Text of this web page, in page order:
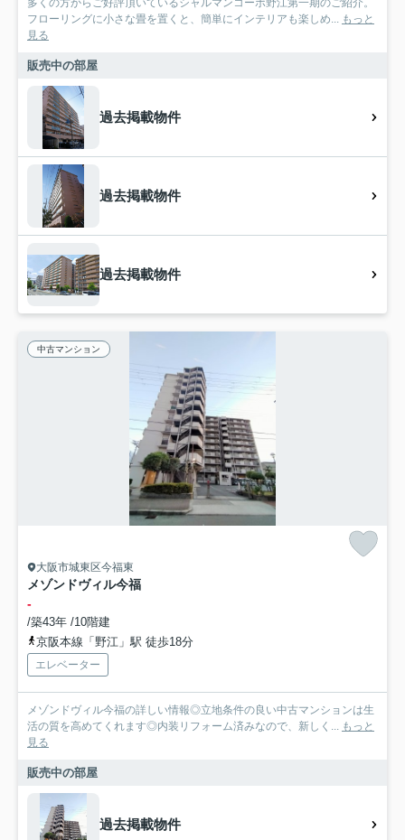
多くの方からご好評頂いているシャルマンコーポ野江第一期のご紹介。
フローリングに小さな畳を置くと、簡単にインテリアも楽しめ... もっと
見る
販売中の部屋
過去掲載物件
過去掲載物件
過去掲載物件
中古マンション
大阪市城東区今福東
メゾンドヴィル今福
-
/築43年 /10階建
京阪本線「野江」駅 徒歩18分
エレベーター
メゾンドヴィル今福の詳しい情報◎立地条件の良い中古マンションは生
活の質を高めてくれます◎内装リフォーム済みなので、新しく... もっと
見る
販売中の部屋
過去掲載物件